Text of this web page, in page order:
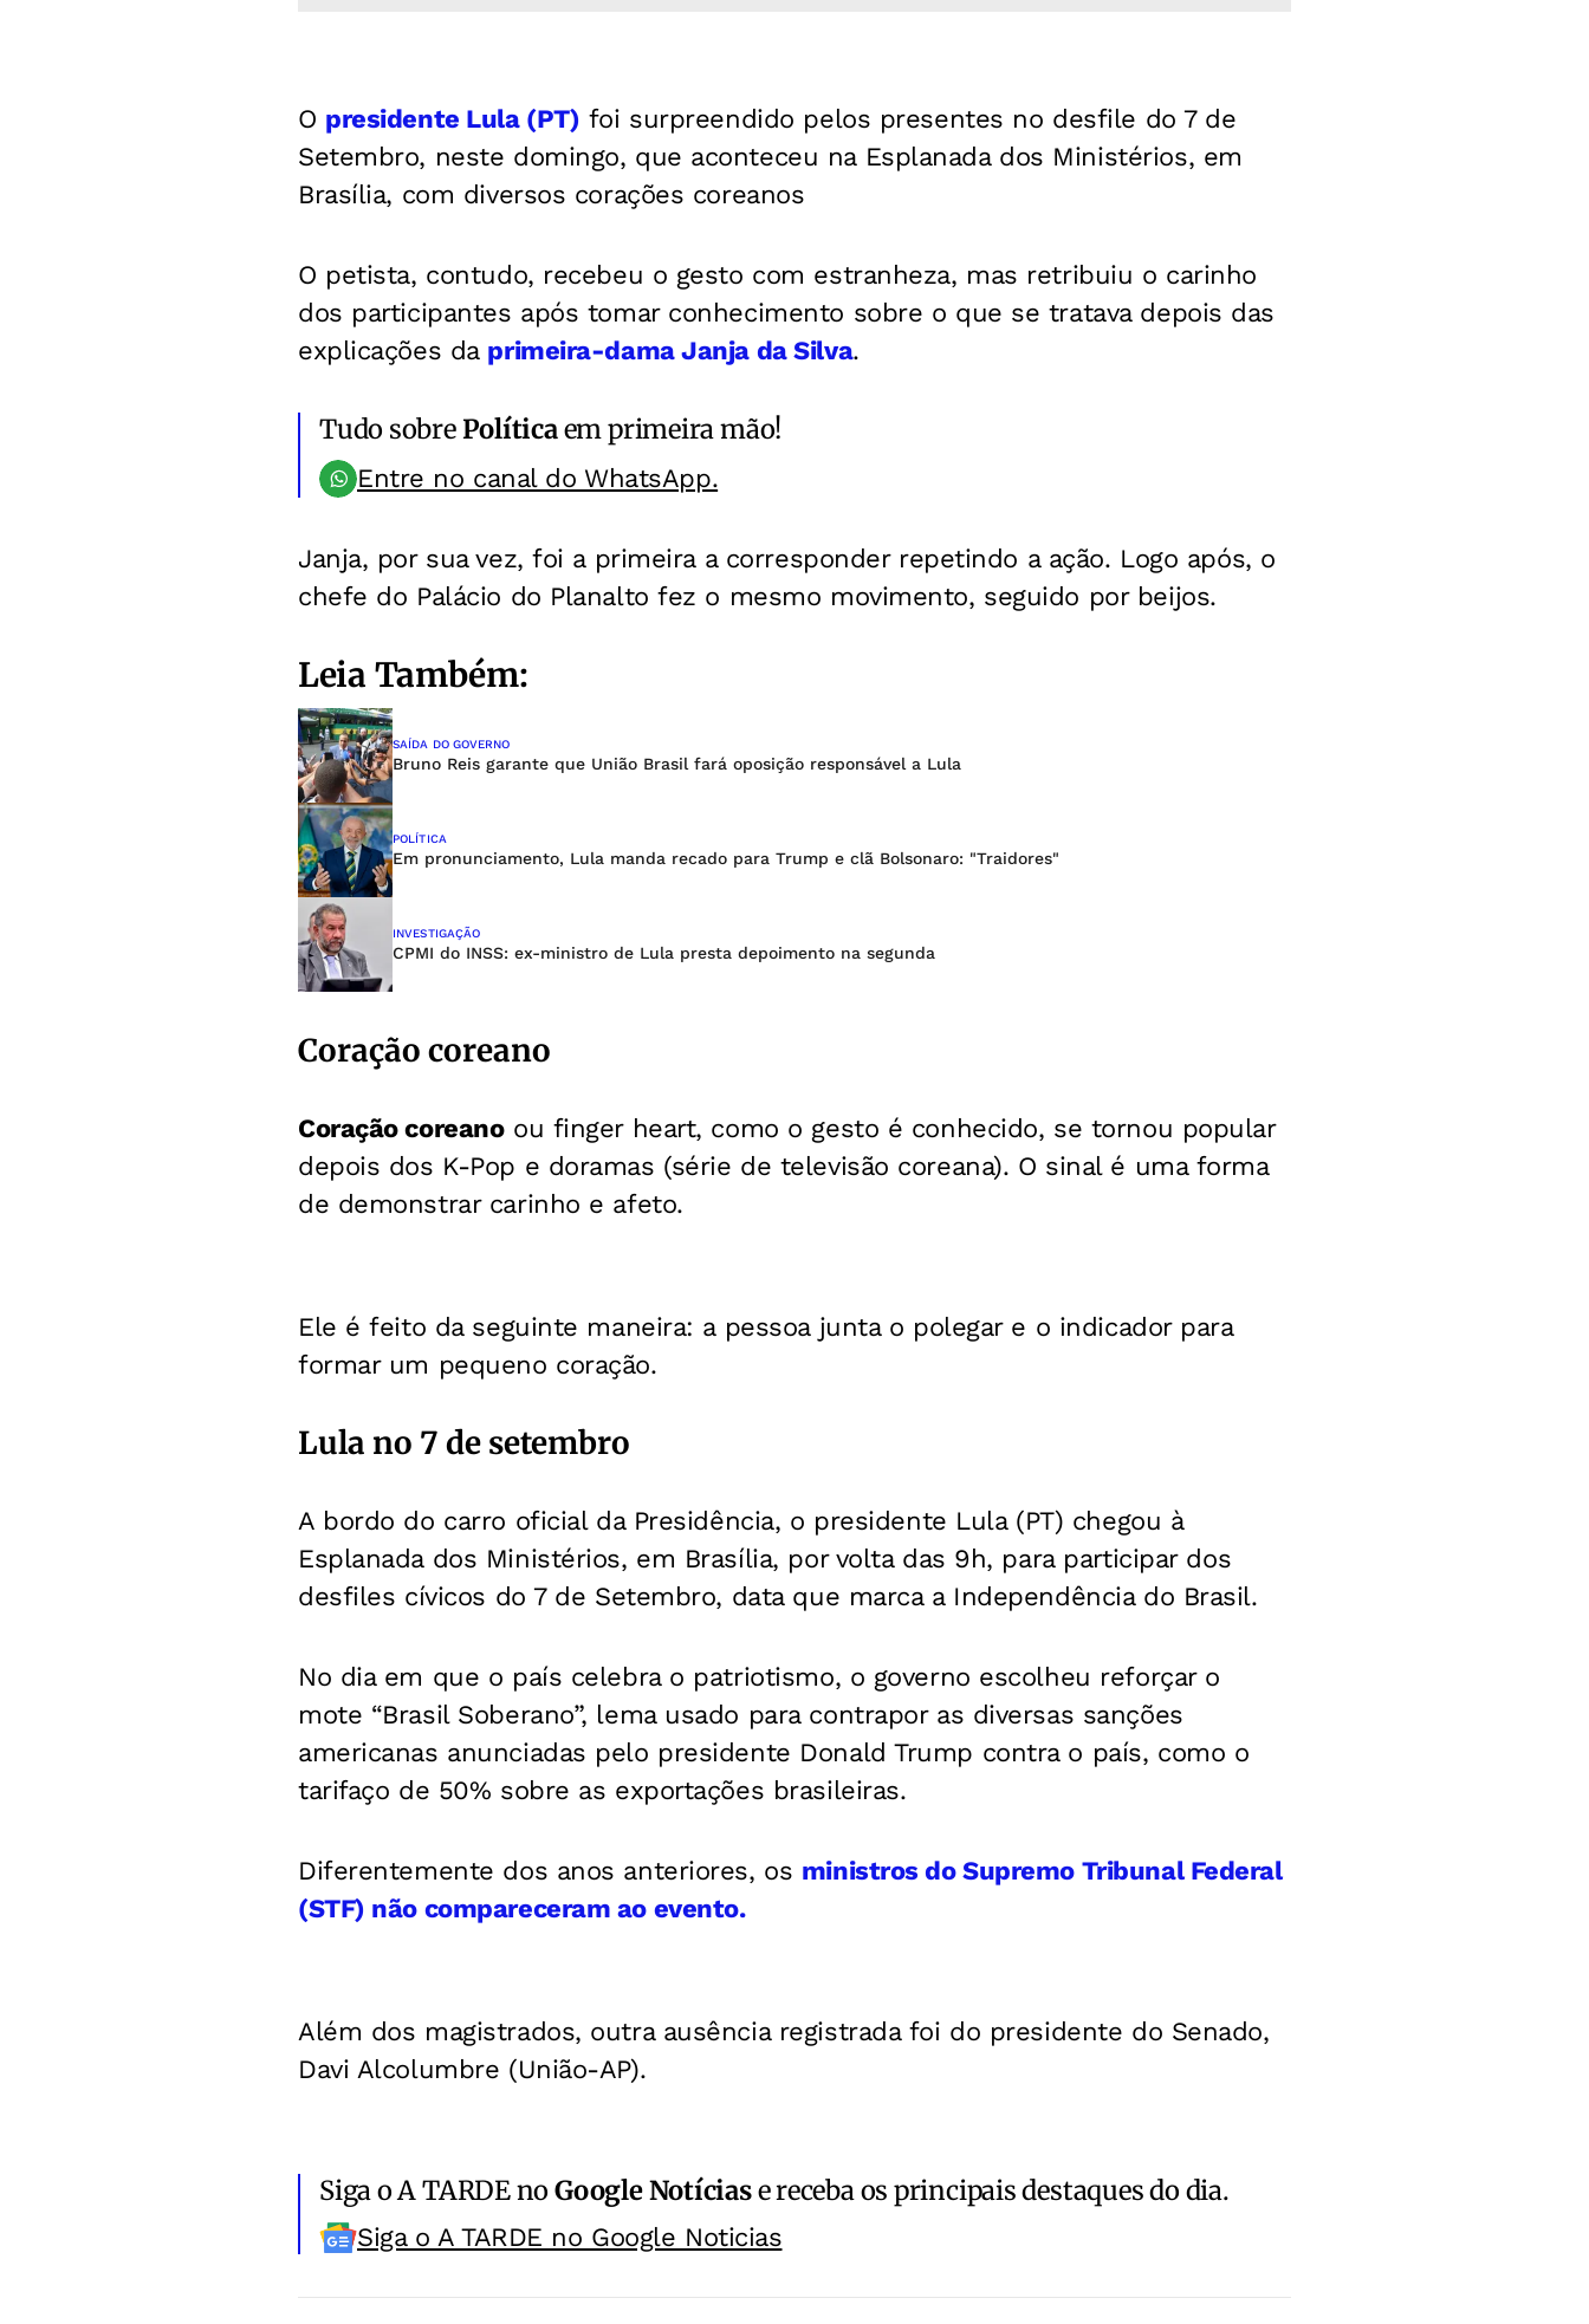
O presidente Lula (PT) foi surpreendido pelos presentes no desfile do 7 de
Setembro, neste domingo, que aconteceu na Esplanada dos Ministérios, em
Brasília, com diversos corações coreanos
O petista, contudo, recebeu o gesto com estranheza, mas retribuiu o carinho
dos participantes após tomar conhecimento sobre o que se tratava depois das
explicações da primeira-dama Janja da Silva.
Tudo sobrePolíticaem primeira mão!
Entre no canal do WhatsApp.
Janja, por sua vez, foi a primeira a corresponder repetindo a ação. Logo após, o
chefe do Palácio do Planalto fez o mesmo movimento, seguido por beijos.
Leia Também:
SAÍDA DO GOVERNO
Bruno Reis garante que União Brasil fará oposição responsável a Lula
POLÍTICA
Em pronunciamento, Lula manda recado para Trump e clã Bolsonaro: "Traidores"
INVESTIGAÇÃO
CPMI do INSS: ex-ministro de Lula presta depoimento na segunda
Coração coreano
Coração coreanoou finger heart, como o gesto é conhecido, se tornou popular
depois dos K-Pop e doramas (série de televisão coreana). O sinal é uma forma
de demonstrar carinho e afeto.
Ele é feito da seguinte maneira: a pessoa junta o polegar e o indicador para
formar um pequeno coração.
Lula no 7 de setembro
A bordo do carro oficial da Presidência, o presidente Lula (PT) chegou à
Esplanada dos Ministérios, em Brasília, por volta das 9h, para participar dos
desfiles cívicos do 7 de Setembro, data que marca a Independência do Brasil.
No dia em que o país celebra o patriotismo, o governo escolheu reforçar o
mote “Brasil Soberano”, lema usado para contrapor as diversas sanções
americanas anunciadas pelo presidente Donald Trump contra o país, como o
tarifaço de 50% sobre as exportações brasileiras.
Diferentemente dos anos anteriores, os ministros do Supremo Tribunal Federal
(STF) não compareceram ao evento.
Além dos magistrados, outra ausência registrada foi do presidente do Senado,
Davi Alcolumbre (União-AP).
Siga o A TARDE noGoogle Notíciase receba os principais destaques do dia.
Siga o A TARDE no Google Noticias